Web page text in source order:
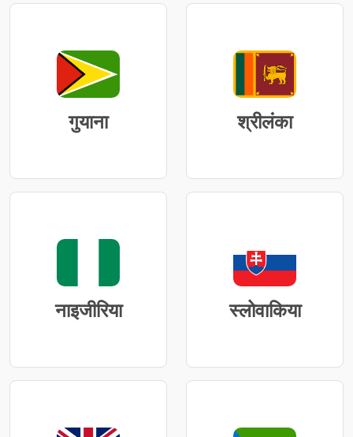
गुयाना श्रीलंका
नाइजीरिया स्लोवाकिया